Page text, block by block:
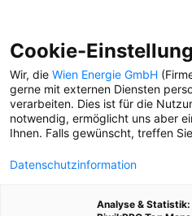
Cookie-
Wir, die Wien Energie GmbH
gerne mit externen Diensten
verarbeiten. Dies ist für die
notwendig, ermöglicht uns aber
Ihnen. Falls gewünscht, treffen
Datenschutzinformation
Analyse &